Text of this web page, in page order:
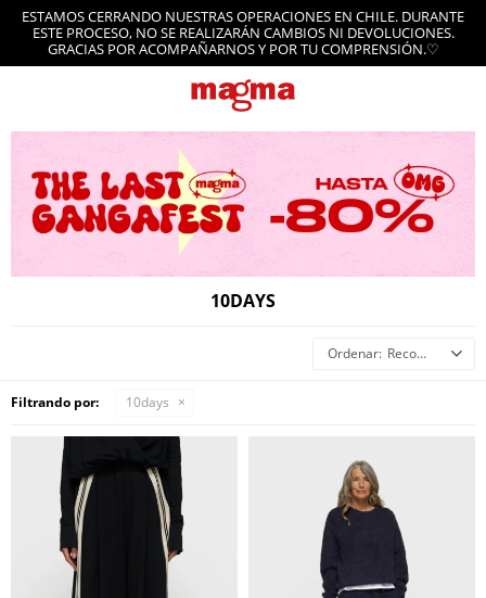
ESTAMOS CERRANDO NUESTRAS OPERACIONES EN CHILE. DURANTE
ESTE PROCESO, NO SE REALIZARÁN CAMBIOS NI DEVOLUCIONES.
GRACIAS POR ACOMPAÑARNOS Y POR TU COMPRENSIÓN.♡
10DAYS
Recomendados
Filtrando por: 10days